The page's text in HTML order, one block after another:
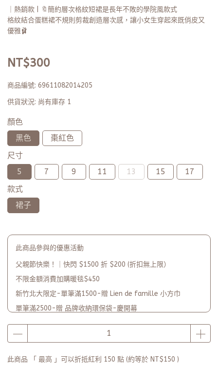
｜熱銷款 | 🔖簡約層次格紋短裙是長年不敗的學院風款式
格紋結合蛋糕裙不規則剪裁創造層次感，讓小女生穿起來既俏皮又
優雅🩰
NT$300
商品編號: 69611082014205
供貨狀況: 尚有庫存 1
顏色
黑色
棗紅色
尺寸
5
7 9 11 13 15
17
款式
裙子
此商品參與的優惠活動
父親節快樂！｜快閃 $1500 折 $200 (折扣無上限）
不限金額消費加購暖毯$450
新竹北大限定-單筆滿1500-贈 Lien de famille 小方巾
單筆滿2500-贈 品牌收納環保袋-慶開幕
品牌2週年PARTY單筆滿$5000-贈【品牌多功能披肩暖毯】(數
量有限送完為止)
此商品 「 最高 」可以折抵紅利 150 點 (約等於 NT$150 )